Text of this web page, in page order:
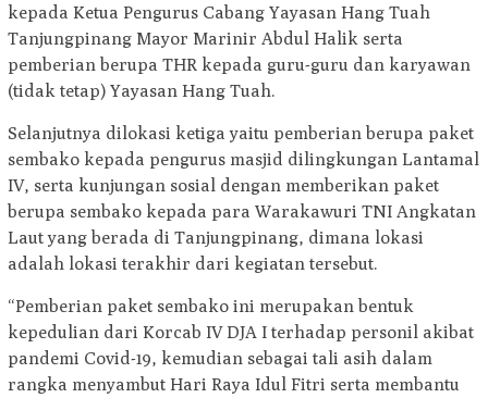
kepada Ketua Pengurus Cabang Yayasan Hang Tuah
Tanjungpinang Mayor Marinir Abdul Halik serta
pemberian berupa THR kepada guru-guru dan karyawan
(tidak tetap) Yayasan Hang Tuah.
Selanjutnya dilokasi ketiga yaitu pemberian berupa paket
sembako kepada pengurus masjid dilingkungan Lantamal
IV, serta kunjungan sosial dengan memberikan paket
berupa sembako kepada para Warakawuri TNI Angkatan
Laut yang berada di Tanjungpinang, dimana lokasi
adalah lokasi terakhir dari kegiatan tersebut.
“Pemberian paket sembako ini merupakan bentuk
kepedulian dari Korcab IV DJA I terhadap personil akibat
pandemi Covid-19, kemudian sebagai tali asih dalam
rangka menyambut Hari Raya Idul Fitri serta membantu